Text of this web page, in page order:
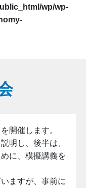
wp/wp-
開催します。
明し、後半は、
に、模擬講義を
ますが、事前に